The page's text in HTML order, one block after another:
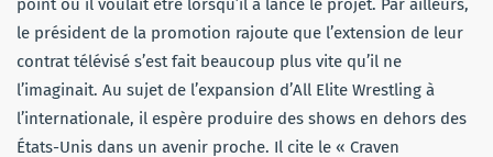
point où il voulait être lorsqu’il a lancé le projet. Par ailleurs,
le président de la promotion rajoute que l’extension de leur
contrat télévisé s’est fait beaucoup plus vite qu’il ne
l’imaginait. Au sujet de l’expansion d’All Elite Wrestling à
l’internationale, il espère produire des shows en dehors des
États-Unis dans un avenir proche. Il cite le « Craven